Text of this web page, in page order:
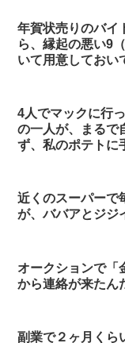
年賀状売りのバイ
ら、縁起の悪い9
いて用意してお
4人でマックに行
の一人が、まるで
ず、私のポテトに
近くのスーパーで
が、ババアとジジ
オークションで「
から連絡が来たん
副業で２ヶ月くら